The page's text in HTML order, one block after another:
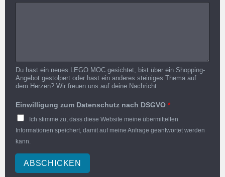
Du hast ein neues LEGO MOC gesichtet, bist über ein Shopping-
Angebot gestolpert oder hast ein anderes steiniges Thema auf
dem Herzen? Wir freuen uns auf deine Nachricht.
Einwilligung zum Datenschutz nach DSGVO *
Ich stimme zu, dass diese Website meine übermittelten
Informationen speichert, damit auf meine Anfrage geantwortet werden
kann.
ABSCHICKEN